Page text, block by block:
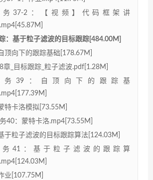
务37-2：【视频】代码框架讲
：基于粒子滤波的目标跟踪[484.00M]
顶向下的跟踪基础[178.67M]
章_目标跟踪_粒子滤波.pdf[1.28M]
务39：自顶向下的跟踪基
特卡洛模拟[73.55M]
40：蒙特卡洛.mp4[73.55M]
于粒子滤波的目标跟踪算法[124.03M]
务41：基于粒子滤波的跟踪算
业[107.75M]